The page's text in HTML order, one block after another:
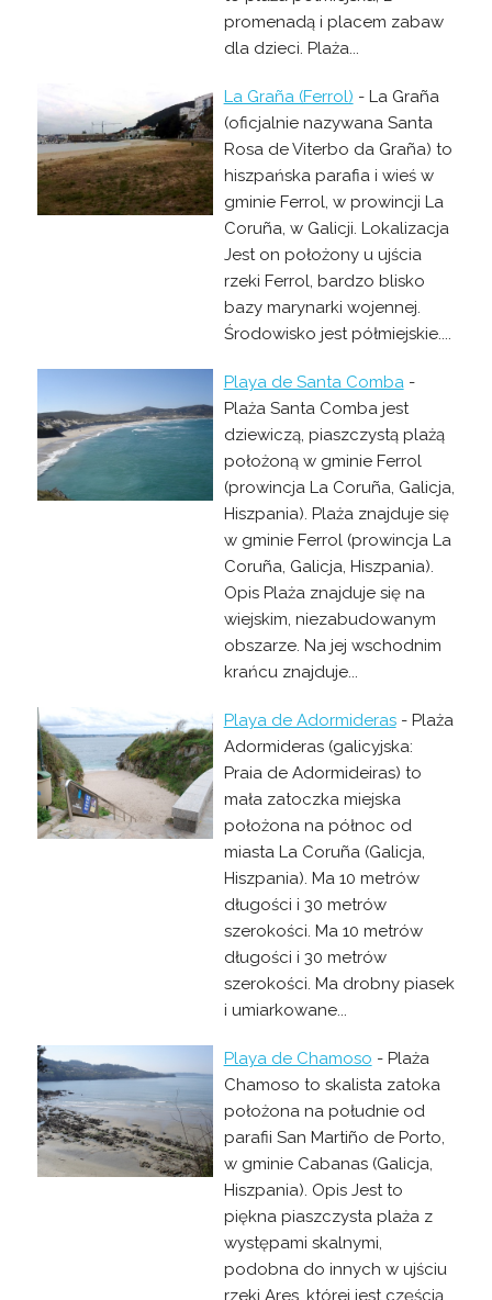
promenadą i placem zabaw
dla dzieci. Plaża...
La Graña (Ferrol) - La Graña
(oficjalnie nazywana Santa
Rosa de Viterbo da Graña) to
hiszpańska parafia i wieś w
gminie Ferrol, w prowincji La
Coruña, w Galicji. Lokalizacja
Jest on położony u ujścia
rzeki Ferrol, bardzo blisko
bazy marynarki wojennej.
Środowisko jest półmiejskie....
Playa de Santa Comba -
Plaża Santa Comba jest
dziewiczą, piaszczystą plażą
położoną w gminie Ferrol
(prowincja La Coruña, Galicja,
Hiszpania). Plaża znajduje się
w gminie Ferrol (prowincja La
Coruña, Galicja, Hiszpania).
Opis Plaża znajduje się na
wiejskim, niezabudowanym
obszarze. Na jej wschodnim
krańcu znajduje...
Playa de Adormideras- Plaża
Adormideras (galicyjska:
Praia de Adormideiras) to
mała zatoczka miejska
położona na północ od
miasta La Coruña (Galicja,
Hiszpania). Ma 10 metrów
długości i 30 metrów
szerokości. Ma 10 metrów
długości i 30 metrów
szerokości. Ma drobny piasek
i umiarkowane...
Playa de Chamoso - Plaża
Chamoso to skalista zatoka
położona na południe od
parafii San Martiño de Porto,
w gminie Cabanas (Galicja,
Hiszpania). Opis Jest to
piękna piaszczysta plaża z
występami skalnymi,
podobna do innych w ujściu
rzeki Ares, której jest częścią.